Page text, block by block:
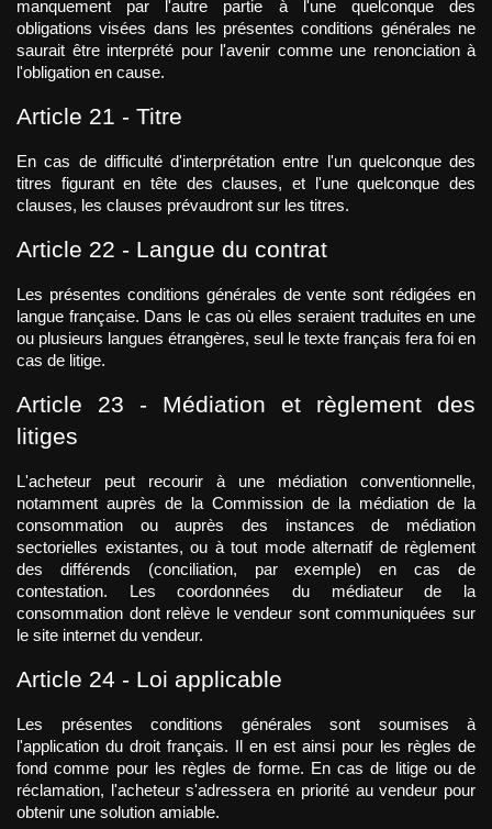
manquement par l'autre partie à l'une quelconque des
obligations visées dans les présentes conditions générales ne
saurait être interprété pour l'avenir comme une renonciation à
l'obligation en cause.
Article 21 - Titre
En cas de difficulté d'interprétation entre l'un quelconque des
titres figurant en tête des clauses, et l'une quelconque des
clauses, les clauses prévaudront sur les titres.
Article 22 - Langue du contrat
Les présentes conditions générales de vente sont rédigées en
langue française. Dans le cas où elles seraient traduites en une
ou plusieurs langues étrangères, seul le texte français fera foi en
cas de litige.
Article 23 - Médiation et règlement des
litiges
L'acheteur peut recourir à une médiation conventionnelle,
notamment auprès de la Commission de la médiation de la
consommation ou auprès des instances de médiation
sectorielles existantes, ou à tout mode alternatif de règlement
des différends (conciliation, par exemple) en cas de
contestation. Les coordonnées du médiateur de la
consommation dont relève le vendeur sont communiquées sur
le site internet du vendeur.
Article 24 - Loi applicable
Les présentes conditions générales sont soumises à
l'application du droit français. Il en est ainsi pour les règles de
fond comme pour les règles de forme. En cas de litige ou de
réclamation, l'acheteur s'adressera en priorité au vendeur pour
obtenir une solution amiable.